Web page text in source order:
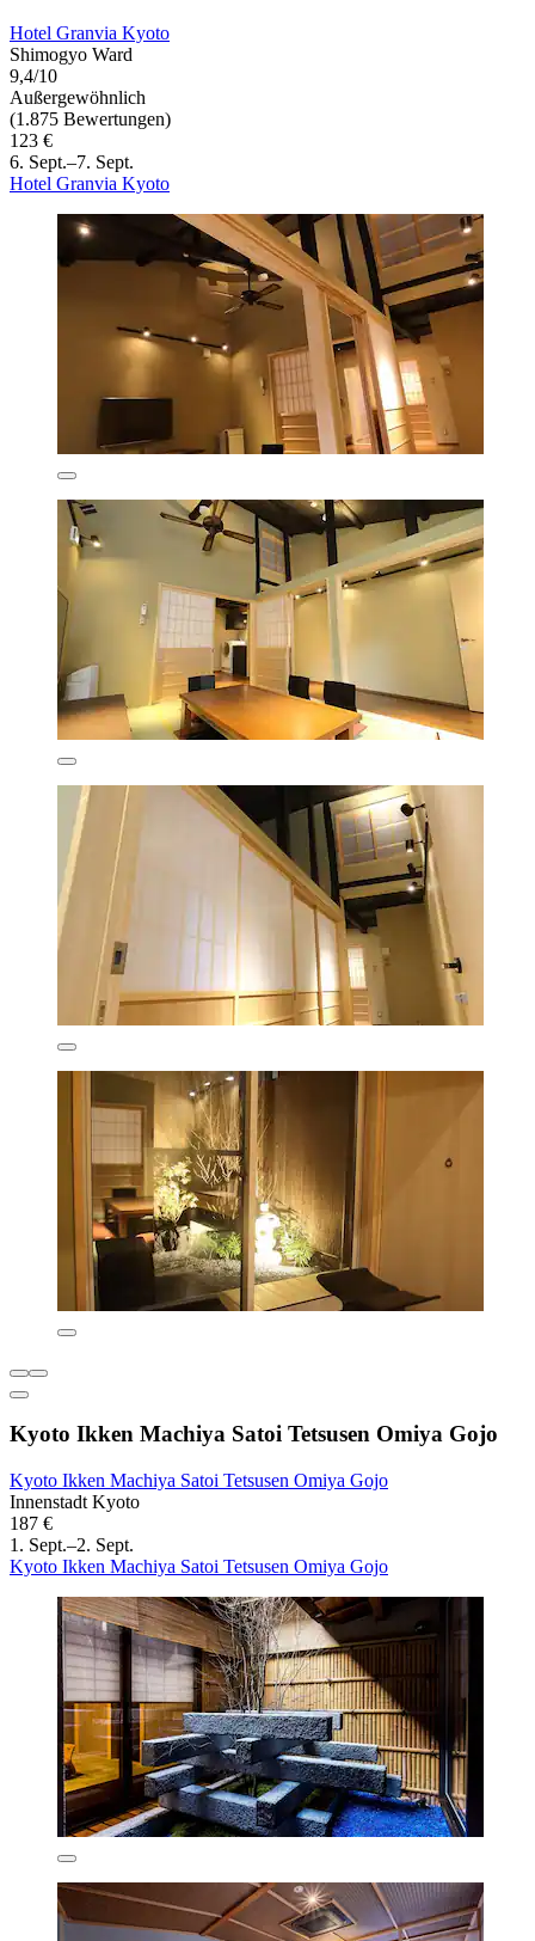
Hotel Granvia Kyoto
Shimogyo Ward
9,4/10
Außergewöhnlich
(1.875 Bewertungen)
123 €
6. Sept.–7. Sept.
Hotel Granvia Kyoto
Kyoto Ikken Machiya Satoi Tetsusen Omiya Gojo
Kyoto Ikken Machiya Satoi Tetsusen Omiya Gojo
Innenstadt Kyoto
187 €
1. Sept.–2. Sept.
Kyoto Ikken Machiya Satoi Tetsusen Omiya Gojo